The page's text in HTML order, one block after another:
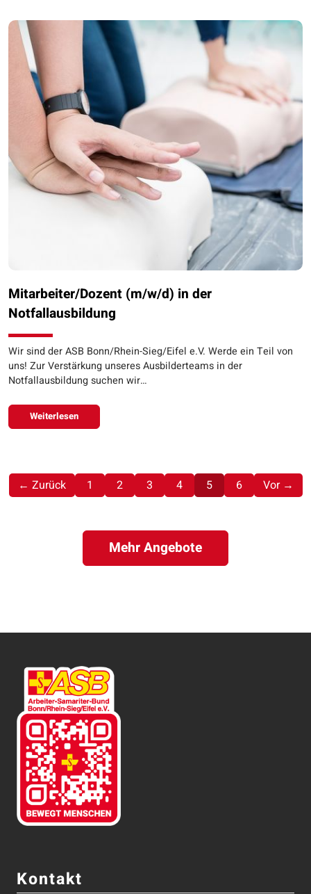
Mitarbeiter/Dozent (m/w/d) in der
Notfallausbildung
Wir sind der ASB Bonn/Rhein-Sieg/Eifel e.V. Werde ein Teil von
uns! Zur Verstärkung unseres Ausbilderteams in der
Notfallausbildung suchen wir…
Weiterlesen
← Zurück 1 2 3 4 5(aktuell)
6 Vor →
Mehr Angebote
Kontakt